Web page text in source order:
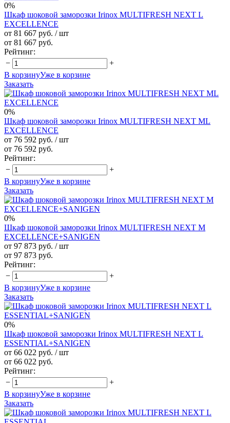
0%
Шкаф шоковой заморозки Irinox MULTIFRESH NEXT L
EXCELLENCE
от 81 667 руб. / шт
от 81 667 руб.
Рейтинг:
−
+
В корзинуУже в корзине
Заказать
0%
Шкаф шоковой заморозки Irinox MULTIFRESH NEXT ML
EXCELLENCE
от 76 592 руб. / шт
от 76 592 руб.
Рейтинг:
−
+
В корзинуУже в корзине
Заказать
0%
Шкаф шоковой заморозки Irinox MULTIFRESH NEXT M
EXCELLENCE+SANIGEN
от 97 873 руб. / шт
от 97 873 руб.
Рейтинг:
−
+
В корзинуУже в корзине
Заказать
0%
Шкаф шоковой заморозки Irinox MULTIFRESH NEXT L
ESSENTIAL+SANIGEN
от 66 022 руб. / шт
от 66 022 руб.
Рейтинг:
−
+
В корзинуУже в корзине
Заказать